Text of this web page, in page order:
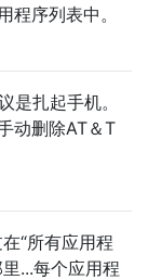
程序列表中。
是扎起手机。
动删除AT＆T
“所有应用程
...每个应用程